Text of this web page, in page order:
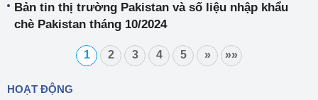
Bản tin thị trường Pakistan và số liệu nhập khẩu
chè Pakistan tháng 10/2024
1 2 3 4 5 » »»
HOẠT ĐỘNG